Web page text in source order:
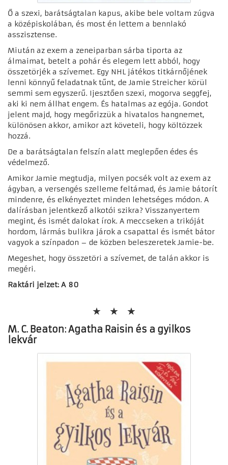
Ő a szexi, barátságtalan kapus, akibe bele voltam zúgva
a középiskolában, és most én lettem a bennlakó
asszisztense.
Miután az exem a zeneiparban sárba tiporta az
álmaimat, betelt a pohár és elegem lett abból, hogy
összetörjék a szívemet. Egy NHL játékos titkárnőjének
lenni könnyű feladatnak tűnt, de Jamie Streicher körül
semmi sem egyszerű. Ijesztően szexi, mogorva seggfej,
aki ki nem állhat engem. És hatalmas az egója. Gondot
jelent majd, hogy megőrizzük a hivatalos hangnemet,
különösen akkor, amikor azt követeli, hogy költözzek
hozzá.
De a barátságtalan felszín alatt meglepően édes és
védelmező.
Amikor Jamie megtudja, milyen pocsék volt az exem az
ágyban, a versengés szelleme feltámad, és Jamie bátorít
mindenre, és elkényeztet minden lehetséges módon. A
dalírásban jelentkező alkotói szikra? Visszanyertem
megint, és ismét dalokat írok. A meccseken a trikóját
hordom, lármás bulikra járok a csapattal és ismét bátor
vagyok a színpadon – de közben beleszeretek Jamie-be.
Megeshet, hogy összetöri a szívemet, de talán akkor is
megéri.
Raktári jelzet: A 80
M. C. Beaton: Agatha Raisin és a gyilkos
lekvár